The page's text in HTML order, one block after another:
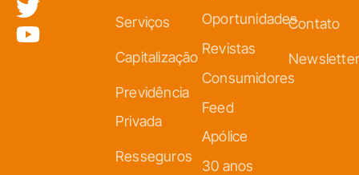
Serviços
Capitalização
Previdência
Privada
Resseguros
Oportunidades
Revistas
Consumidores
Feed
Apólice
30 anos
Contato
Newsletter